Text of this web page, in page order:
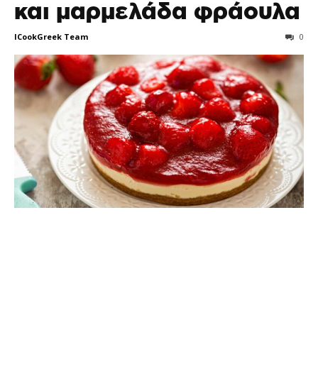
και μαρμελάδα φράουλα
ICookGreek Team 0